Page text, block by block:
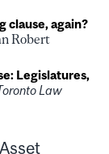
clause, again?
Robert
Legislatures,
Law